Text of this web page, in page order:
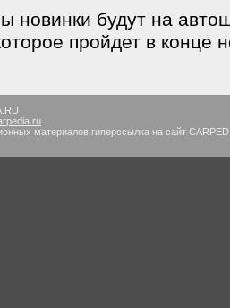
новинки будут на
пройдет в конце
материалов гиперссылка на сайт